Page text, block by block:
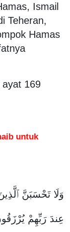
Ismail
Teheran,
Hamas
ayat 169
untuk
وَلَا تَحْسَبَنَّ
عِندَ رَبِّهِمْ